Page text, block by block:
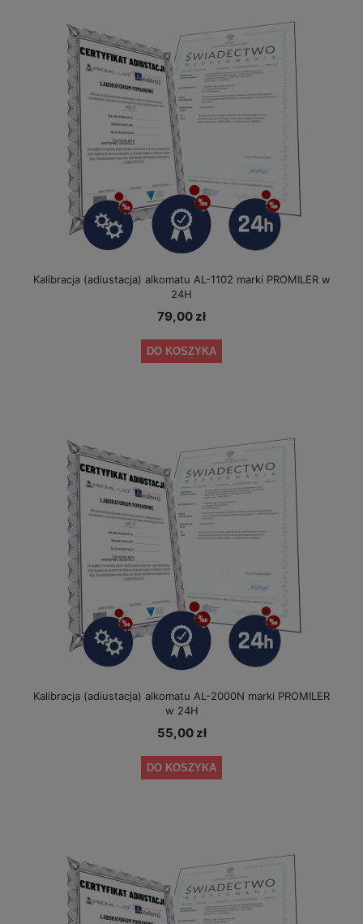
Kalibracja (adiustacja) alkomatu AL-1102 marki PROMILER w
24H
79,00 zł
DO KOSZYKA
Kalibracja (adiustacja) alkomatu AL-2000N marki PROMILER
w 24H
55,00 zł
DO KOSZYKA